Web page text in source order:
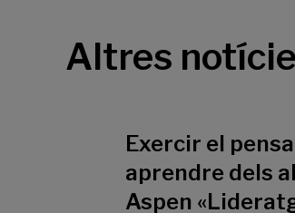
Altres
Exercir el
aprendre dels
Aspen